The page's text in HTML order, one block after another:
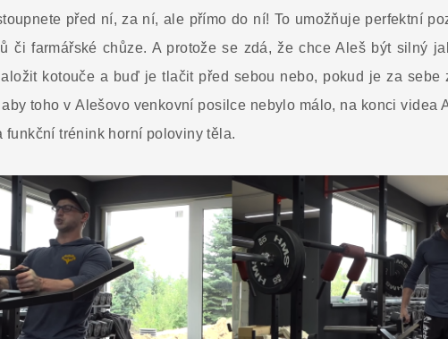
před ní, za ní, ale přímo do ní! To umožňuje perfektní
či farmářské chůze. A protože se zdá, že chce Aleš být silný
kotouče a buď je tlačit před sebou nebo, pokud je za sebe
toho v Alešovo venkovní posilce nebylo málo, na konci videa
funkční trénink horní poloviny těla.